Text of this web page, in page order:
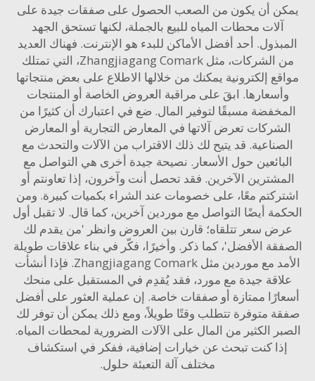
أن يكون من الصعب الحصول على صفقات جيدة على
آلات محطات المياه للبيع بالجملة، لكنها تستحق الجهد
أحد أفضل الأماكن للبدء هو الإنترنت. فهناك العديد
من الشركات، مثل Zhangjiagang Comark، التي تمتلك
إلكترونية يمكنك من خلالها الاطلاع على بعض منتجاتها
ابقَ على مراقبة العروض الخاصة أو المنتجات
مسبقًا لتوفير المال. ضع في اعتبارك أن كثيرًا من
تعرض آلاتها في المعارض التجارية أو المعارض
قد يتيح لك ذلك الاقتراب من الآلات والتحدث مع
حول الأسعار. نصيحة جيدة أخرى هي التواصل مع
الآخرين. فقد تحصل أنت وآخرون، إذا تعاونتم أو
معًا، على خصومات عند الشراء بكميات كبيرة. ومن
أيضًا التواصل مع موردين آخرين، كما قال. لا تقبل أول
سعر تتلقاه؛ قارن بين العروض وانظر 'من يقدم لك
الأفضل'، كما ذكر. وأخيرًا، فكّر في بناء علاقات طويلة
الأمد مع موردين مثل Zhangjiagang Comark. فإذا أنشأت
جيدة مع مورد، فقد يُقدِم في المستقبل على منحك
ممتازة أو صفقات خاصة. إن عملية العثور على أفضل
متوفرة تتطلب وقتًا طويلاً، ومع ذلك يمكن أن توفر لك
الكثير من المال على الآلات الضرورية لمحطات المياه.
كنت تبحث عن خيارات إضافية، ففكر في استكشاف
مختلفآلة التعبئة حلول.